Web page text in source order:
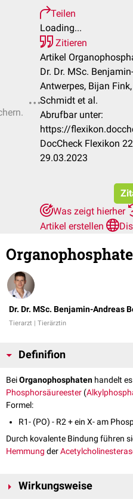
Teilen
Loading...
Zitieren
Artikel
Dr. Dr. MSc.
Antwerpes, Bijan
Schmidt et al.
Abrufbar unter:
https://
DocCheck Flexikon
29.03.2023
Was zeigt hierher
Artikel erstellen
Organophosphate
Dr. Dr. MSc. Benjamin-Andreas
Tierarzt | Tierärztin
Definifion
BeiOrganophosphaten handelt
Phosphorsäureester (
Formel:
R1- (PO) - R2 + ein X- am
Durch kovalente Bindung führen
Hemmung der
Wirkungsweise